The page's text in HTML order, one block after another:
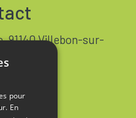
91140 Villebon-sur-
37 90
pour
En